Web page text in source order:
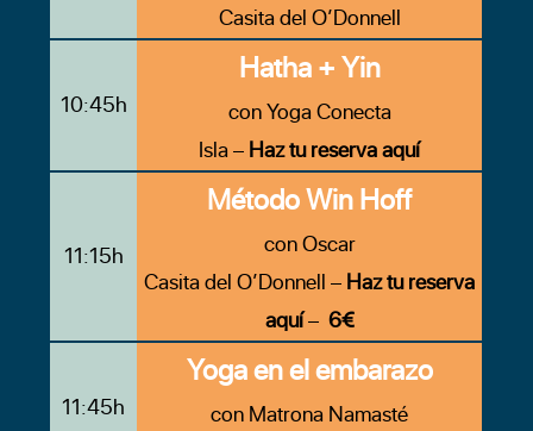
Casita del O’Donnell
10:45h
Hatha + Yin
con Yoga Conecta
Isla – Haz tu reserva aquí
11:15h
Método Win Hoff
con Oscar
Casita del O’Donnell – Haz tu reserva
aquí– 6€
11:45h
Yoga en el embarazo
con Matrona Namasté